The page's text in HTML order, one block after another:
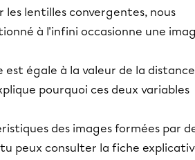
les lentilles convergentes, nous
à l'infini occasionne une
est égale à la valeur de la distance
pourquoi ces deux variables
des images formées par
peux consulter la fiche